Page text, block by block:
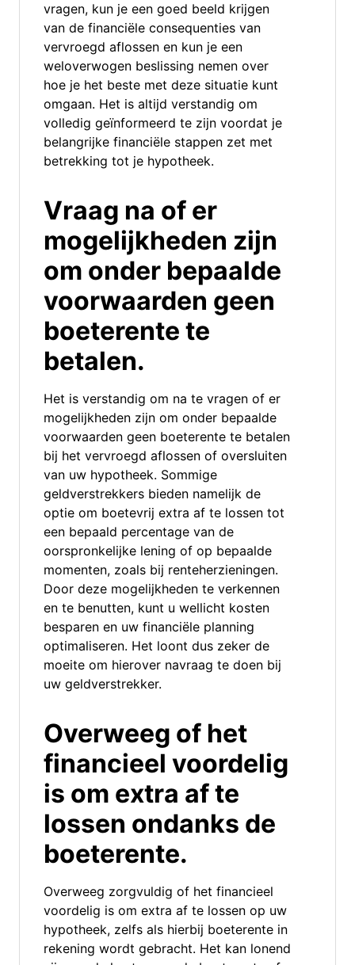
vragen, kun je een goed beeld krijgen
van de financiële consequenties van
vervroegd aflossen en kun je een
weloverwogen beslissing nemen over
hoe je het beste met deze situatie kunt
omgaan. Het is altijd verstandig om
volledig geïnformeerd te zijn voordat je
belangrijke financiële stappen zet met
betrekking tot je hypotheek.
Vraag na of er
mogelijkheden zijn
om onder bepaalde
voorwaarden geen
boeterente te
betalen.
Het is verstandig om na te vragen of er
mogelijkheden zijn om onder bepaalde
voorwaarden geen boeterente te betalen
bij het vervroegd aflossen of oversluiten
van uw hypotheek. Sommige
geldverstrekkers bieden namelijk de
optie om boetevrij extra af te lossen tot
een bepaald percentage van de
oorspronkelijke lening of op bepaalde
momenten, zoals bij renteherzieningen.
Door deze mogelijkheden te verkennen
en te benutten, kunt u wellicht kosten
besparen en uw financiële planning
optimaliseren. Het loont dus zeker de
moeite om hierover navraag te doen bij
uw geldverstrekker.
Overweeg of het
financieel voordelig
is om extra af te
lossen ondanks de
boeterente.
Overweeg zorgvuldig of het financieel
voordelig is om extra af te lossen op uw
hypotheek, zelfs als hierbij boeterente in
rekening wordt gebracht. Het kan lonend